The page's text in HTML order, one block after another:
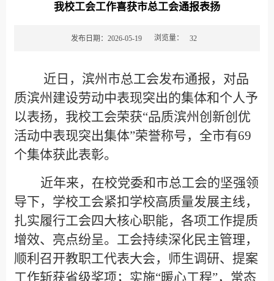
我校工会工作喜获市总工会通报表扬
发布日期：2026-05-19 浏览量： 32
近日，滨州市总工会发布通报，对品
质滨州建设劳动中表现突出的集体和个人予
以表扬，我校工会荣获“品质滨州创新创优
活动中表现突出集体”荣誉称号，全市有69
个集体获此表彰。
近年来，在校党委和市总工会的坚强领
导下，学校工会紧扣学校高质量发展主线，
扎实履行工会四大核心职能，各项工作提质
增效、亮点纷呈。工会持续深化民主管理，
顺利召开教职工代表大会，师生调研、提案
工作斩获省级奖项；实施“暖心工程”，常态